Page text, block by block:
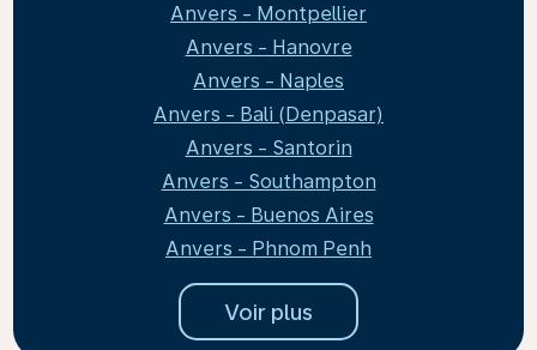
Anvers - Montpellier
Anvers - Hanovre
Anvers - Naples
Anvers - Bali (Denpasar)
Anvers - Santorin
Anvers - Southampton
Anvers - Buenos Aires
Anvers - Phnom Penh
Voir plus